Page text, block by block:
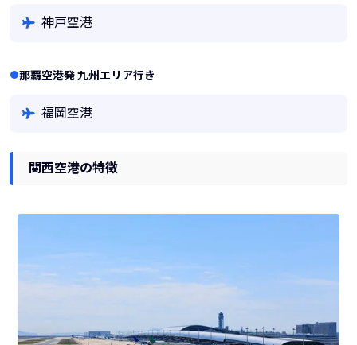
神戸空港
那覇空港発 九州エリア行き
福岡空港
関西空港の特徴